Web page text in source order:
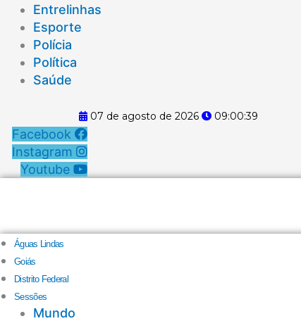
Entrelinhas
Esporte
Polícia
Política
Saúde
07 de agosto de 2026 09:00:40
Facebook
Instagram
Youtube
Águas Lindas
Goiás
Distrito Federal
Sessões
Mundo